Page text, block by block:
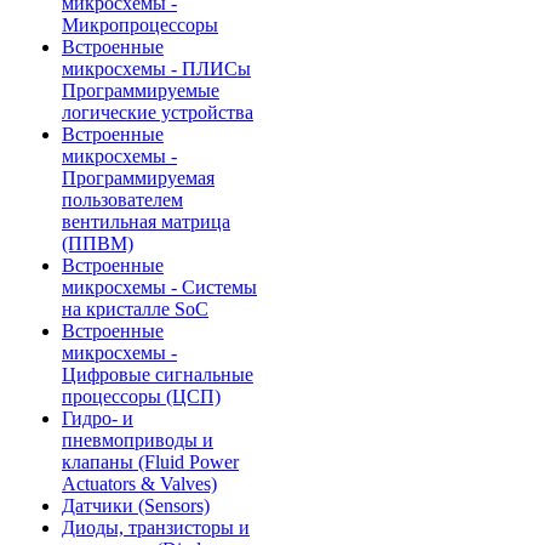
Микропроцессоры
Встроенные
микросхемы - ПЛИСы
Программируемые
логические устройства
Встроенные
микросхемы -
Программируемая
пользователем
вентильная матрица
(ППВМ)
Встроенные
микросхемы - Системы
на кристалле SoC
Встроенные
микросхемы -
Цифровые сигнальные
процессоры (ЦСП)
Гидро- и
пневмоприводы и
клапаны (Fluid Power
Actuators & Valves)
Датчики (Sensors)
Диоды, транзисторы и